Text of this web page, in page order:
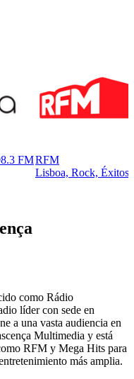
FMRFM
Lisboa, Rock, Éxitos,
como Rádio
líder con sede en
a una vasta audiencia en
Multimedia y está
RFM y Mega Hits para
más amplia.